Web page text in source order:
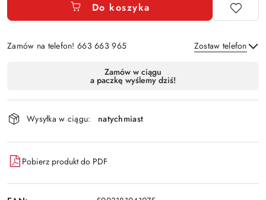
Do koszyka
Zamów na telefon! 663 663 965 Zostaw telefon
Wyślij
dostawa
Zamów w ciągu
a paczkę wyślemy dziś!
Wysyłka w ciągu: natychmiast
Pobierz produkt do PDF